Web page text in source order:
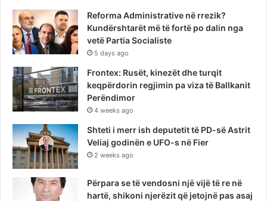
Reforma Administrative në rrezik?
Kundërshtarët më të fortë po dalin nga
vetë Partia Socialiste
5 days ago
Frontex: Rusët, kinezët dhe turqit
keqpërdorin regjimin pa viza të Ballkanit
Perëndimor
4 weeks ago
Shteti i merr ish deputetit të PD-së Astrit
Veliaj godinën e UFO-s në Fier
2 weeks ago
Përpara se të vendosni një vijë të re në
hartë, shikoni njerëzit që jetojnë pas asaj